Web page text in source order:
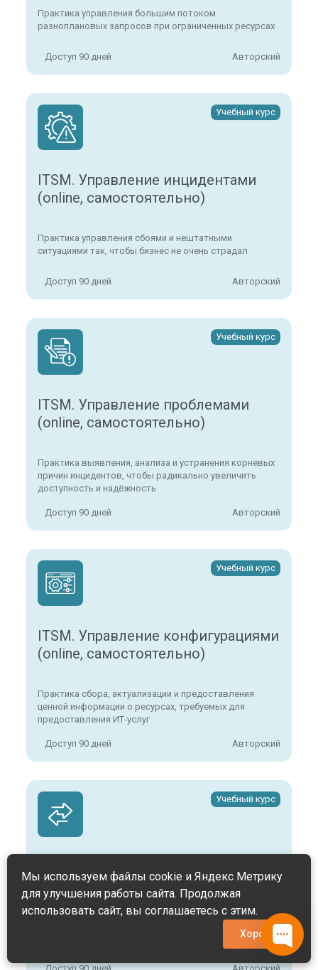
Практика управления большим потоком
разноплановых запросов при ограниченных ресурсах
Доступ 90 дней Авторский
Учебный курс
ITSM. Управление инцидентами
(online, самостоятельно)
Практика управления сбоями и нештатными
ситуациями так, чтобы бизнес не очень страдал
Доступ 90 дней Авторский
Учебный курс
ITSM. Управление проблемами
(online, самостоятельно)
Практика выявления, анализа и устранения корневых
причин инцидентов, чтобы радикально увеличить
доступность и надёжность
Доступ 90 дней Авторский
Учебный курс
ITSM. Управление конфигурациями
(online, самостоятельно)
Практика сбора, актуализации и предоставления
ценной информации о ресурсах, требуемых для
предоставления ИТ-услуг
Доступ 90 дней Авторский
Учебный курс
ITSM. Управление изменениями
(online, самостоятельно)
Практика реализации изменений в ИТ-инфраструктуре
Мы используем файлы cookie и Яндекс Метрику
для улучшения работы сайта. Продолжая
использовать сайт, вы соглашаетесь с этим.
Хорошо